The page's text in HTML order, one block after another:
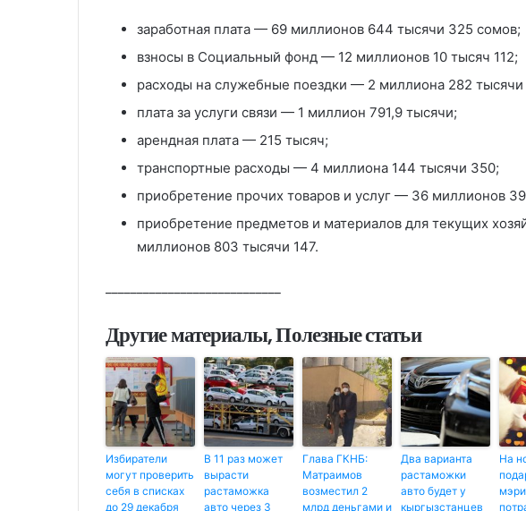
заработная плата — 69 миллионов 644 тысячи 325 сомов;
взносы в Социальный фонд — 12 миллионов 10 тысяч 112;
расходы на служебные поездки — 2 миллиона 282 тысячи
плата за услуги связи — 1 миллион 791,9 тысячи;
арендная плата — 215 тысяч;
транспортные расходы — 4 миллиона 144 тысячи 350;
приобретение прочих товаров и услуг — 36 миллионов
приобретение предметов и материалов для текущих
миллионов 803 тысячи 147.
Другие материалы, Полезные статьи
Избиратели
могут проверить
себя в списках
до 29 декабря
В 11 раз может
вырасти
растаможка
авто через 3
Глава ГКНБ:
Матраимов
возместил 2
млрд деньгами и
Два варианта
растаможки
авто будет у
кыргызстанцев
На